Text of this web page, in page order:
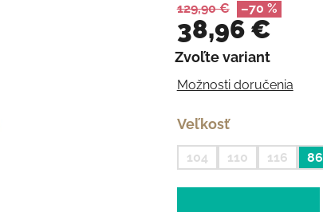
129,90 € –70 %
38,96 €
Jednotková cena:
Zvoľte variant
Možnosti doručenia
Veľkosť
104 110 116 86